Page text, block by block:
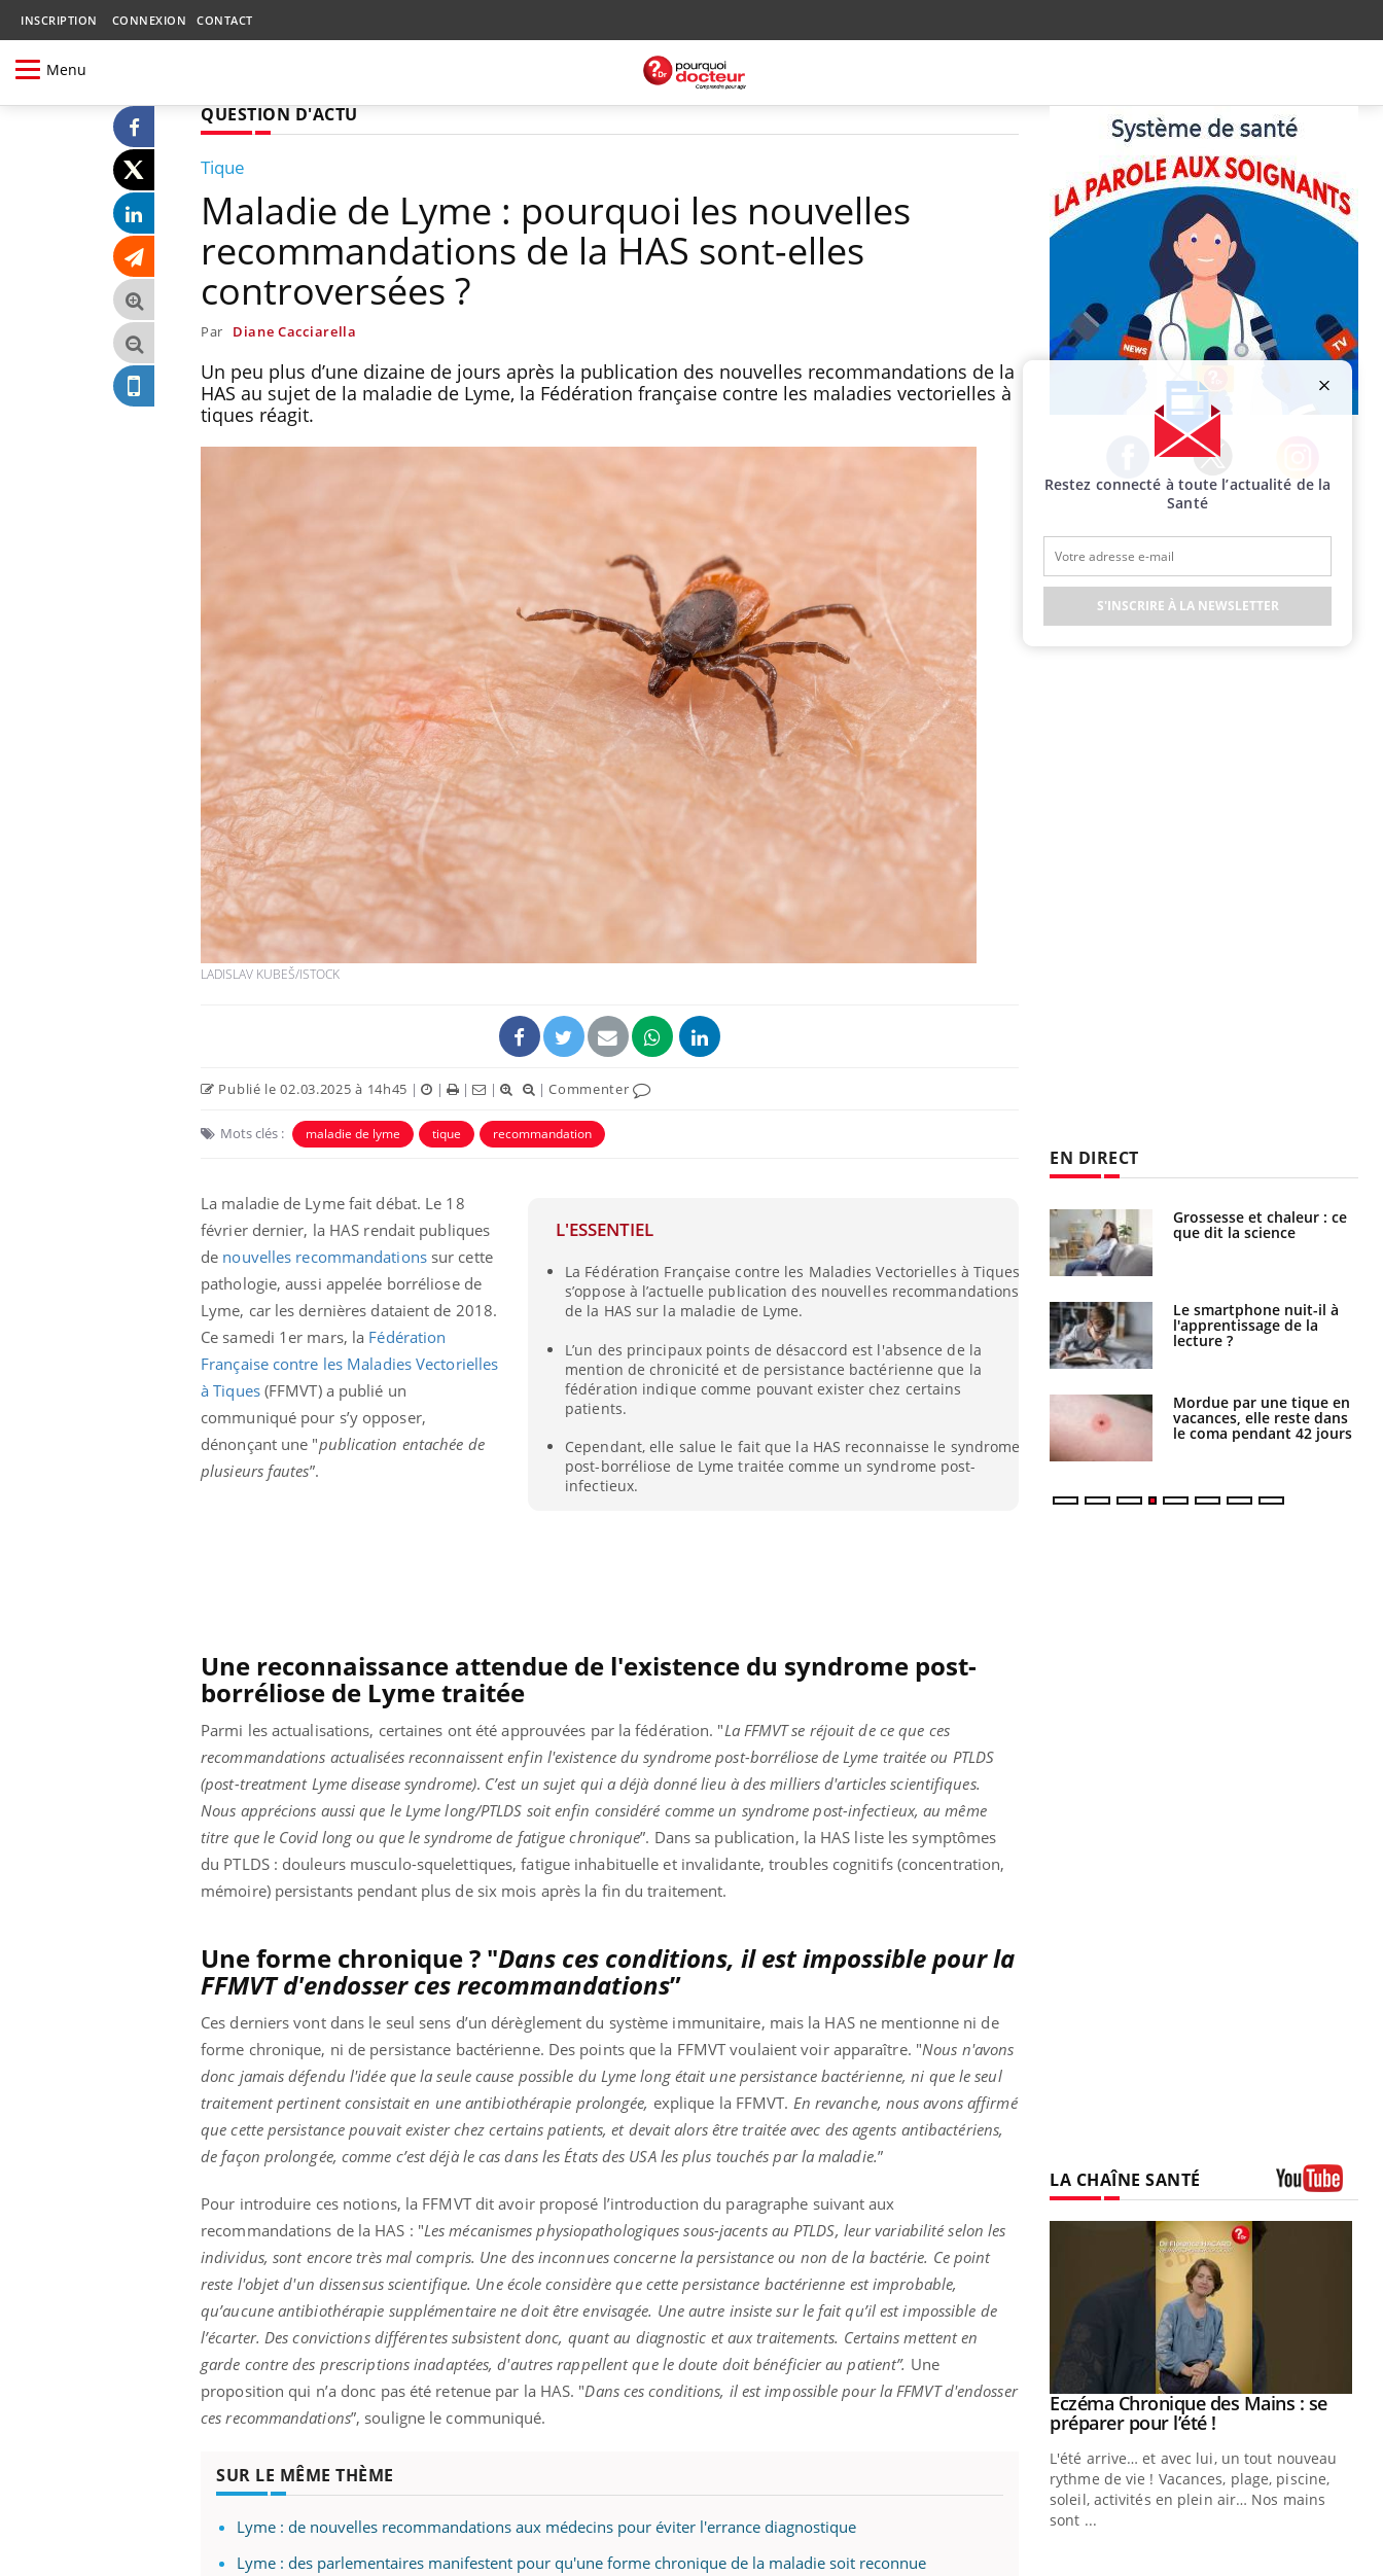
INSCRIPTION CONNEXION CONTACT
Menu
QUESTION D'ACTU
Tique
Maladie de Lyme : pourquoi les nouvelles
recommandations de la HAS sont-elles
controversées ?
Par Diane Cacciarella
Un peu plus d’une dizaine de jours après la publication des nouvelles recommandations de la
HAS au sujet de la maladie de Lyme, la Fédération française contre les maladies vectorielles à
tiques réagit.
LADISLAV KUBEŠ/ISTOCK
Publié le 02.03.2025 à 14h45 | | | | |Commenter
Mots clés : maladie de lyme tique recommandation
L'ESSENTIEL
La Fédération Française contre les Maladies Vectorielles à Tiques
s’oppose à l’actuelle publication des nouvelles recommandations
de la HAS sur la maladie de Lyme.
L’un des principaux points de désaccord est l'absence de la
mention de chronicité et de persistance bactérienne que la
fédération indique comme pouvant exister chez certains
patients.
Cependant, elle salue le fait que la HAS reconnaisse le syndrome
post-borréliose de Lyme traitée comme un syndrome post-
infectieux.
La maladie de Lyme fait débat. Le 18
février dernier, la HAS rendait publiques
de nouvelles recommandationssur cette
pathologie, aussi appelée borréliose de
Lyme, car les dernières dataient de 2018.
Ce samedi 1er mars, la Fédération
Française contre les Maladies Vectorielles
à Tiques(FFMVT) a publié un
communiqué pour s’y opposer,
dénonçant une "publication entachée de
plusieurs fautes”.
Une reconnaissance attendue de l'existence du syndrome post-
borréliose de Lyme traitée
Parmi les actualisations, certaines ont été approuvées par la fédération. "La FFMVT se réjouit de ce que ces
recommandations actualisées reconnaissent enfin l'existence du syndrome post-borréliose de Lyme traitée ou PTLDS
(post-treatment Lyme disease syndrome). C’est un sujet qui a déjà donné lieu à des milliers d'articles scientifiques.
Nous apprécions aussi que le Lyme long/PTLDS soit enfin considéré comme un syndrome post-infectieux, au même
titre que le Covid long ou que le syndrome de fatigue chronique”. Dans sa publication, la HAS liste les symptômes
du PTLDS : douleurs musculo-squelettiques, fatigue inhabituelle et invalidante, troubles cognitifs (concentration,
mémoire) persistants pendant plus de six mois après la fin du traitement.
Une forme chronique ? "Dans ces conditions, il est impossible pour la
FFMVT d'endosser ces recommandations”
Ces derniers vont dans le seul sens d’un dérèglement du système immunitaire, mais la HAS ne mentionne ni de
forme chronique, ni de persistance bactérienne. Des points que la FFMVT voulaient voir apparaître. "Nous n'avons
donc jamais défendu l'idée que la seule cause possible du Lyme long était une persistance bactérienne, ni que le seul
traitement pertinent consistait en une antibiothérapie prolongée, explique la FFMVT. En revanche, nous avons affirmé
que cette persistance pouvait exister chez certains patients, et devait alors être traitée avec des agents antibactériens,
de façon prolongée, comme c’est déjà le cas dans les États des USA les plus touchés par la maladie.”
Pour introduire ces notions, la FFMVT dit avoir proposé l’introduction du paragraphe suivant aux
recommandations de la HAS : "Les mécanismes physiopathologiques sous-jacents au PTLDS, leur variabilité selon les
individus, sont encore très mal compris. Une des inconnues concerne la persistance ou non de la bactérie. Ce point
reste l'objet d'un dissensus scientifique. Une école considère que cette persistance bactérienne est improbable,
qu’aucune antibiothérapie supplémentaire ne doit être envisagée. Une autre insiste sur le fait qu’il est impossible de
l’écarter. Des convictions différentes subsistent donc, quant au diagnostic et aux traitements. Certains mettent en
garde contre des prescriptions inadaptées, d'autres rappellent que le doute doit bénéficier au patient”. Une
proposition qui n’a donc pas été retenue par la HAS. "Dans ces conditions, il est impossible pour la FFMVT d'endosser
ces recommandations”, souligne le communiqué.
SUR LE MÊME THÈME
Lyme : de nouvelles recommandations aux médecins pour éviter l'errance diagnostique
Lyme : des parlementaires manifestent pour qu'une forme chronique de la maladie soit reconnue
Facebook Twitter Instagram
EN DIRECT
Chikungunya, dengue,
West Nile : que se passe-
t-il dans le sud de la
France ?
Les médicaments GLP-1
?
Cytomégalovirus : ce qui
change dans la prise en
charge des femmes
enceintes
de dormir la nuit ?
VIH : la fin du comprimé
elle enfin ?
Pourquoi votre ventre
gâche-t-il les premiers
cancer ?
Grossesse et chaleur : ce
que dit la science
Le smartphone nuit-il à
l'apprentissage de la
lecture ?
Mordue par une tique en
vacances, elle reste dans
le coma pendant 42 jours
LA CHAÎNE SANTÉ
Eczéma Chronique des Mains :
expliquer ma maladieYoutube
d'autres non ! D'un côté, poser des
questions sur la maladie d'un proche c'est
Youtube
Carence en fer : comprendre pour
prévenirYoutube
carence en fer sont multiples ce qui la rend
...
Youtube
Insuline & Charge mentale : et si on
patients comme parfois chez les soignants.
Youtube
Eczéma Chronique des Mains : se
préparer pour l’été !Youtube
L'été arrive… et avec lui, un tout nouveau
rythme de vie ! Vacances, plage, piscine,
soleil, activités en plein air… Nos mains
sont ...
Restez connecté à toute l’actualité de la
Santé
S'INSCRIRE À LA NEWSLETTER